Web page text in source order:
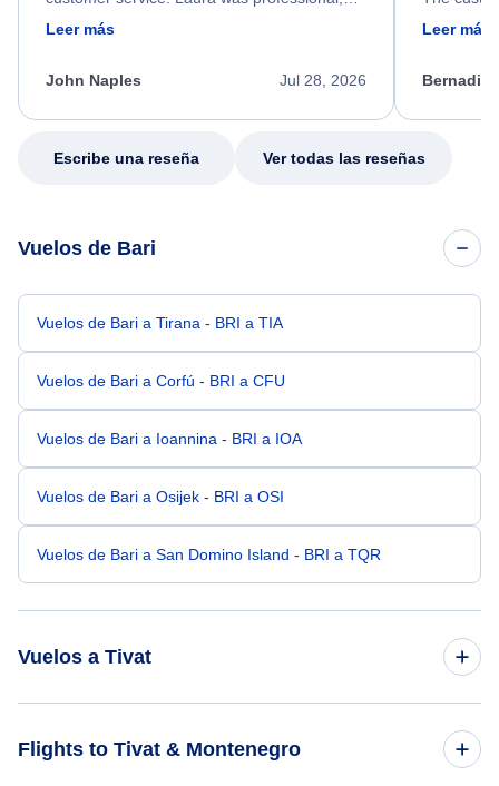
friendly, and very helpful throughout the
process. She quickly found a solution and
appreciate her excellent service.
Leer más
Jul 28, 2026
John Naples
calm,
my issue.
Leer más
Escribe una reseña Ver todas las reseñas
Vuelos de Bari
Vuelos de Bari a Tirana - BRI a TIA
Vuelos de Bari a Corfú - BRI a CFU
Vuelos de Bari a Ioannina - BRI a IOA
Vuelos de Bari a Osijek - BRI a OSI
Vuelos de Bari a San Domino Island - BRI a TQR
Vuelos a Tivat
Flights to Tivat & Montenegro